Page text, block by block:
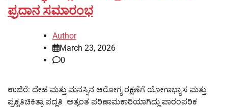
ಪ್ರದಾನ ಸಮಾರಂಭ
Author
March 23, 2026
0
ಉಜಿರೆ: ದೇಹ ಮತ್ತು ಮನಸ್ಸಿನ ಆರೋಗ್ಯ ರಕ್ಷಣೆಗೆ ಯೋಗಾಭ್ಯಾಸ ಮತ್ತು
ಪ್ರಕೃತಿಚಿಕಿತ್ಸಾ ಪದ್ಧತಿ ಅತ್ಯಂತ ಪರಿಣಾಮಕಾರಿಯಾಗಿದ್ದು ಪಾರಂಪರಿಕ